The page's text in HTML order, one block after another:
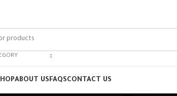
ABOUT USFAQSCONTACT US